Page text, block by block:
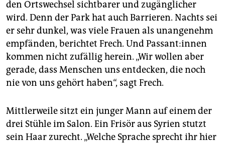
den Ortswechsel sichtbarer und zugänglicher
wird. Denn der Park hat auch Barrieren. Nachts sei
er sehr dunkel, was viele Frauen als unangenehm
empfänden, berichtet Frech. Und Pas­san­t:in­nen
kommen nicht zufällig herein. „Wir wollen aber
gerade, dass Menschen uns entdecken, die noch
nie von uns gehört haben“, sagt Frech.
Mittlerweile sitzt ein junger Mann auf einem der
drei Stühle im Salon. Ein Frisör aus Syrien stutzt
sein Haar zurecht. „Welche Sprache sprecht ihr hier